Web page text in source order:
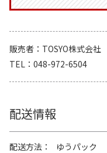
販売者
TOSYO株式会社
TEL
048-972-6504
配送情報
配送方法
ゆうパック